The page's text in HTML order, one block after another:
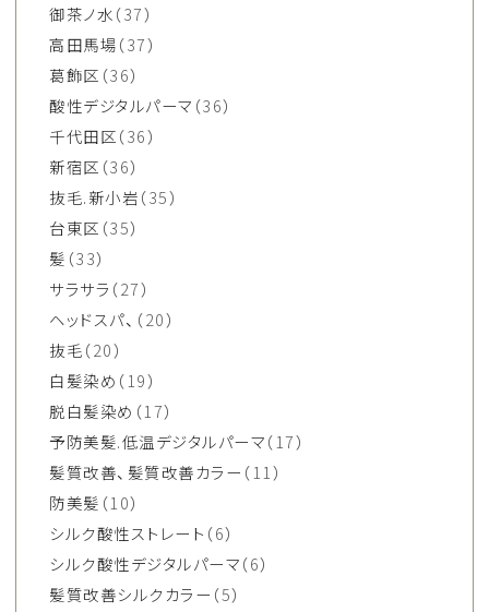
御茶ノ水（37）
高田馬場（37）
葛飾区 （36）
酸性デジタルパーマ （36）
千代田区（36）
新宿区 （36）
抜毛.新小岩（35）
台東区 （35）
髪 （33）
サラサラ （27）
ヘッドスパ、 （20）
抜毛（20）
白髪染め （19）
脱白髪染め （17）
予防美髪.低温デジタルパーマ（17）
髪質改善、髪質改善カラー （11）
防美髪 （10）
シルク酸性ストレート （6）
シルク酸性デジタルパーマ（6）
髪質改善シルクカラー （5）